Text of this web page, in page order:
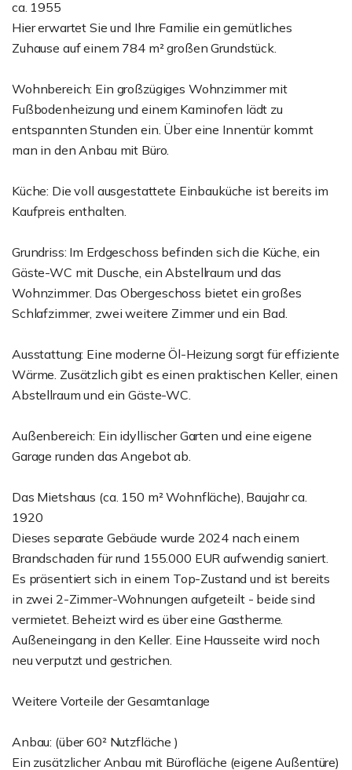
ca. 1955
Hier erwartet Sie und Ihre Familie ein gemütliches
Zuhause auf einem 784 m² großen Grundstück.
Wohnbereich: Ein großzügiges Wohnzimmer mit
Fußbodenheizung und einem Kaminofen lädt zu
entspannten Stunden ein. Über eine Innentür kommt
man in den Anbau mit Büro.
Küche: Die voll ausgestattete Einbauküche ist bereits im
Kaufpreis enthalten.
Grundriss: Im Erdgeschoss befinden sich die Küche, ein
Gäste-WC mit Dusche, ein Abstellraum und das
Wohnzimmer. Das Obergeschoss bietet ein großes
Schlafzimmer, zwei weitere Zimmer und ein Bad.
Ausstattung: Eine moderne Öl-Heizung sorgt für effiziente
Wärme. Zusätzlich gibt es einen praktischen Keller, einen
Abstellraum und ein Gäste-WC.
Außenbereich: Ein idyllischer Garten und eine eigene
Garage runden das Angebot ab.
Das Mietshaus (ca. 150 m² Wohnfläche), Baujahr ca.
1920
Dieses separate Gebäude wurde 2024 nach einem
Brandschaden für rund 155.000 EUR aufwendig saniert.
Es präsentiert sich in einem Top-Zustand und ist bereits
in zwei 2-Zimmer-Wohnungen aufgeteilt - beide sind
vermietet. Beheizt wird es über eine Gastherme.
Außeneingang in den Keller. Eine Hausseite wird noch
neu verputzt und gestrichen.
Weitere Vorteile der Gesamtanlage
Anbau: (über 60² Nutzfläche )
Ein zusätzlicher Anbau mit Bürofläche (eigene Außentüre)